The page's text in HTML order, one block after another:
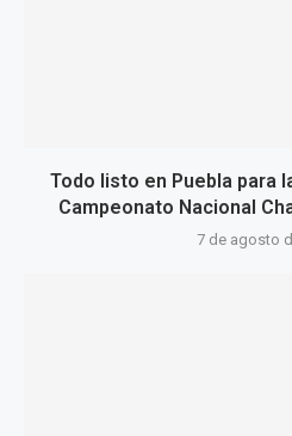
Todo listo en Puebla para
Campeonato Nacional
7 de agosto